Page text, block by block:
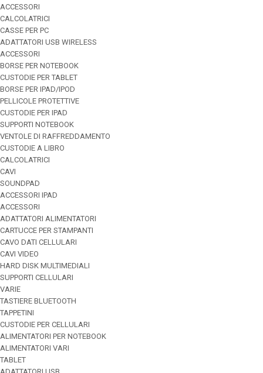
ACCESSORI
CALCOLATRICI
CASSE PER PC
ADATTATORI USB WIRELESS
ACCESSORI
BORSE PER NOTEBOOK
CUSTODIE PER TABLET
BORSE PER IPAD/IPOD
PELLICOLE PROTETTIVE
CUSTODIE PER IPAD
SUPPORTI NOTEBOOK
VENTOLE DI RAFFREDDAMENTO
CUSTODIE A LIBRO
CALCOLATRICI
CAVI
SOUNDPAD
ACCESSORI IPAD
ACCESSORI
ADATTATORI ALIMENTATORI
CARTUCCE PER STAMPANTI
CAVO DATI CELLULARI
CAVI VIDEO
HARD DISK MULTIMEDIALI
SUPPORTI CELLULARI
VARIE
TASTIERE BLUETOOTH
TAPPETINI
CUSTODIE PER CELLULARI
ALIMENTATORI PER NOTEBOOK
ALIMENTATORI VARI
TABLET